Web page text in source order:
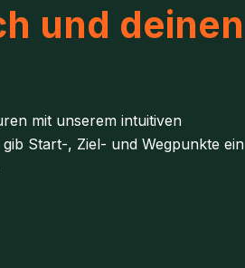
und deinen
mit unserem intuitiven
Start-, Ziel- und Wegpunkte ein